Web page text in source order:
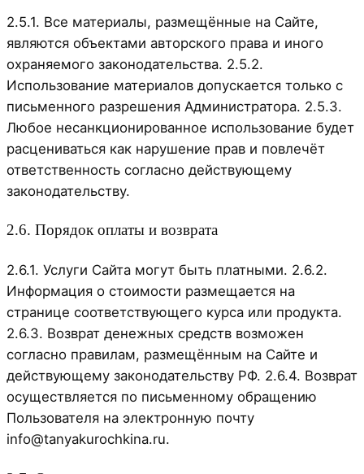
2.5.1. Все материалы, размещённые на Сайте,
являются объектами авторского права и иного
охраняемого законодательства. 2.5.2.
Использование материалов допускается только с
письменного разрешения Администратора. 2.5.3.
Любое несанкционированное использование будет
расцениваться как нарушение прав и повлечёт
ответственность согласно действующему
законодательству.
2.6. Порядок оплаты и возврата
2.6.1. Услуги Сайта могут быть платными. 2.6.2.
Информация о стоимости размещается на
странице соответствующего курса или продукта.
2.6.3. Возврат денежных средств возможен
согласно правилам, размещённым на Сайте и
действующему законодательству РФ. 2.6.4. Возврат
осуществляется по письменному обращению
Пользователя на электронную почту
info@tanyakurochkina.ru.